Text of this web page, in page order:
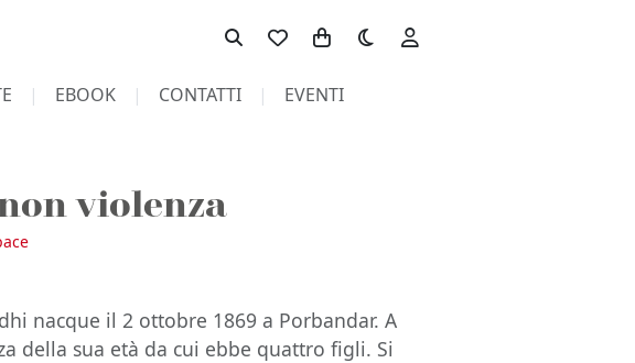
Toggle theme
EBOOK CONTATTI EVENTI
violenza
nacque il 2 ottobre 1869 a Porbandar. A
della sua età da cui ebbe quattro figli. Si